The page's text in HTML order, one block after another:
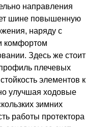
направления
шине повышенную
наряду с
комфортом
Здесь же стоит
плечевых
элементов к
улучшая ходовые
зимних
работы протектора